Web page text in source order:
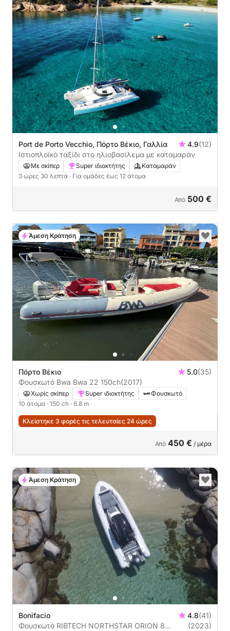
Port de Porto Vecchio, Πόρτο Βέκιο, Γαλλία 4.9(12)
Ιστιοπλοϊκό ταξίδι στο ηλιοβασίλεμα με καταμαράν
Με σκίπερ Super ιδιοκτήτης
Καταμαράν
3 ώρες 30 λεπτά · Για ομάδες έως 12 άτομα
Από 500 €
Πόρτο Βέκιο 5.0(35)
Φουσκωτό Bwa Bwa 22 150ch(2017)
Χωρίς σκίπερ Super ιδιοκτήτης
Φουσκωτό
10 άτομα · 150 ch · 6.8 m
Κλείστηκε 3 φορές τις τελευταίες 24 ώρες
Από 450 € / μέρα
Άμεση Κράτηση
Bonifacio 4.8(41)
Φουσκωτό RIBTECH NORTHSTAR ORION 8
(2023)
Άμεση Κράτηση